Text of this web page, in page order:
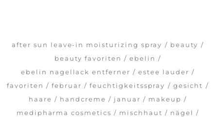
after sun leave-in moisturizing spray
beauty
beauty favoriten
ebelin
ebelin nagellack entferner
estee lauder
favoriten
februar feuchtigkeitsspray
gesicht
haare
handcreme januar
makeup
medipharma cosmetics
mischhaut
nägel